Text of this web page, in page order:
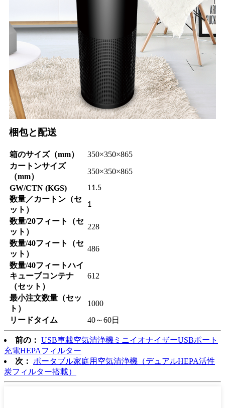
梱包と配送
箱のサイズ（mm）
350×350×865
カートンサイズ
（mm）
350×350×865
GW/CTN (KGS)
11.5
数量／カートン（セ
ット）
1
数量/20フィート（セ
ット）
228
数量/40フィート（セ
ット）
486
数量/40フィートハイ
キューブコンテナ
（セット）
612
最小注文数量（セッ
ト）
1000
リードタイム
40～60日
前の： USB車載空気清浄機ミニイオナイザーUSBポート
充電HEPAフィルター
次： ポータブル家庭用空気清浄機（デュアルHEPA活性
炭フィルター搭載）